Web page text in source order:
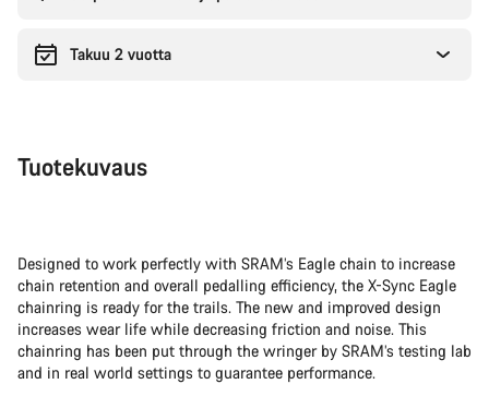
Takuu 2 vuotta
Tuotekuvaus
Designed to work perfectly with SRAM’s Eagle chain to increase
chain retention and overall pedalling efficiency, the X-Sync Eagle
chainring is ready for the trails. The new and improved design
increases wear life while decreasing friction and noise. This
chainring has been put through the wringer by SRAM’s testing lab
and in real world settings to guarantee performance.